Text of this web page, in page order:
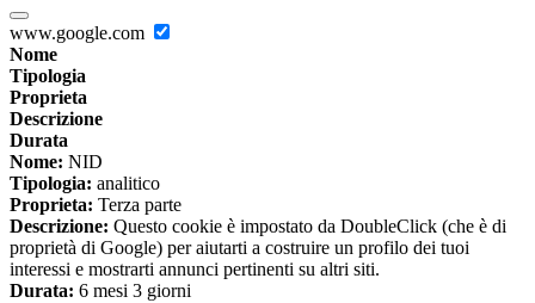
www.google.com
Nome
Tipologia
Proprieta
Descrizione
Durata
Nome: NID
Tipologia: analitico
Proprieta: Terza parte
Descrizione: Questo cookie è impostato da DoubleClick (che è di
proprietà di Google) per aiutarti a costruire un profilo dei tuoi
interessi e mostrarti annunci pertinenti su altri siti.
Durata: 6 mesi 3 giorni